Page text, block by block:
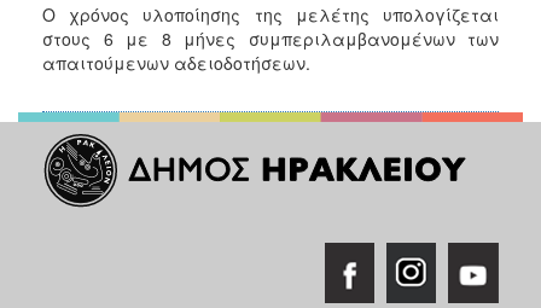
Ο χρόνος υλοποίησης της μελέτης υπολογίζεται
στους 6 με 8 μήνες συμπεριλαμβανομένων των
απαιτούμενων αδειοδοτήσεων.